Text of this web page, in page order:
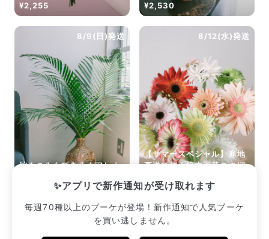
✨アプリで新作通知が受け取れます
毎週70種以上のブーケが登場！新作通知で人気ブーケ
を買い逃しません。
¥2,255
¥2,530
8/9(日)発送
編みこみもできる！アレカ
8/12(水)発送
【サマースペシャル】産地
直送で届く松木園芸のつぼ
¥2,552
販売中のブーケ一覧へ